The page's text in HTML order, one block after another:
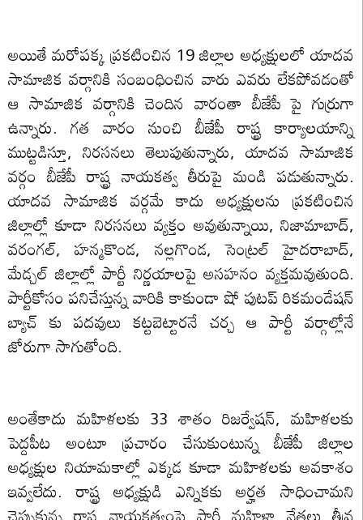
అయితే మరోపక్క ప్రకటించిన 19 జిల్లాల అధ్యక్షులలో యాదవ
సామాజిక వర్గానికి సంబంధించిన వారు ఎవరు లేకపోవడంతో
ఆ సామాజిక వర్గానికి చెందిన వారంతా బీజేపీ పై గుర్రుగా
ఉన్నారు. గత వారం నుంచి బీజేపీ రాష్ట్ర కార్యాలయాన్ని
ముట్టడిస్తూ, నిరసనలు తెలుపుతున్నారు, యాదవ సామాజిక
వర్గం బీజేపీ రాష్ట్ర నాయకత్వ తీరుపై మండి పడుతున్నారు.
యాదవ సామాజిక వర్గమే కాదు అధ్యక్షులను ప్రకటించిన
జిల్లాల్లో కూడా నిరసనలు వ్యక్తం అవుతున్నాయి, నిజామాబాద్,
వరంగల్, హన్మకొండ, నల్లగొండ, సెంట్రల్ హైదరాబాద్,
మేడ్చల్ జిల్లాల్లో పార్టీ నిర్ణయాలపై అసహనం వ్యక్తమవుతుంది.
పార్టీకోసం పనిచేస్తున్న వారికి కాకుండా షో పుటప్ రికమండేషన్
బ్యాచ్ కు పదవులు కట్టబెట్టారనే చర్చ ఆ పార్టీ వర్గాల్లోనే
జోరుగా సాగుతోంది.
అంతేకాదు మహిళలకు 33 శాతం రిజర్వేషన్, మహిళలకు
పెద్దపీట అంటూ ప్రచారం చేసుకుంటున్న బీజేపీ జిల్లాల
అధ్యక్షుల నియామకాల్లో ఎక్కడ కూడా మహిళలకు అవకాశం
ఇవ్వలేదు. రాష్ట్ర అధ్యక్షుడి ఎన్నికకు అర్హత సాధించామని